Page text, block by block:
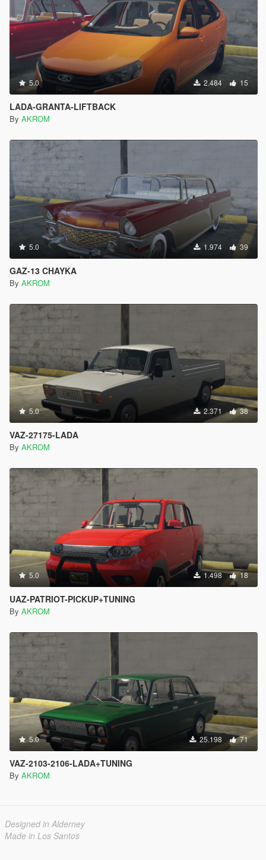
5.0 2.484 15
LADA-GRANTA-LIFTBACK
By AKROM
5.0 1.974 39
GAZ-13 CHAYKA
By AKROM
5.0 2.371 38
VAZ-27175-LADA
By AKROM
5.0 1.498 18
UAZ-PATRIOT-PICKUP+TUNING
By AKROM
5.0 25.198 71
VAZ-2103-2106-LADA+TUNING
By AKROM
Designed in Alderney
Made in Los Santos